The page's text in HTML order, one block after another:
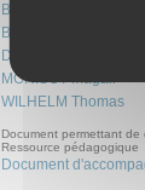
BOUGEARD Blandine
BRIAT Matthieu
DOIDY Stéphane
MORISOT Magali
WILHELM Thomas
Document permettant
Ressource pédagogique
Document